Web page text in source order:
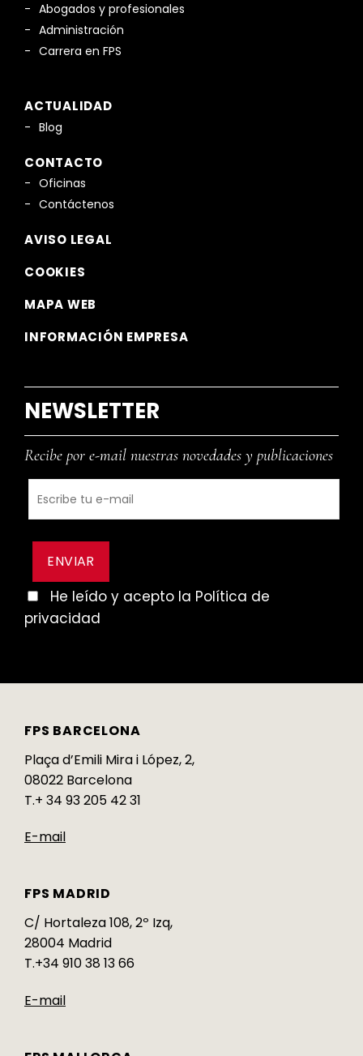
Abogados y profesionales
Administración
Carrera en FPS
ACTUALIDAD
Blog
CONTACTO
Oficinas
Contáctenos
AVISO LEGAL
COOKIES
MAPA WEB
INFORMACIÓN EMPRESA
NEWSLETTER
Recibe por e-mail nuestras novedades y publicaciones
He leído y acepto la Política de
privacidad
FPS BARCELONA
Plaça d’Emili Mira i López, 2,
08022 Barcelona
T.+ 34 93 205 42 31
E-mail
FPS MADRID
C/ Hortaleza 108, 2º Izq,
28004 Madrid
T.+34 910 38 13 66
E-mail